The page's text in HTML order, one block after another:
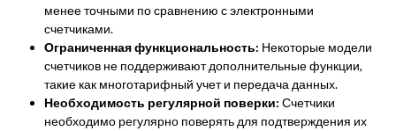
менее точными по сравнению с электронными
счетчиками.
Ограниченная функциональность: Некоторые модели
счетчиков не поддерживают дополнительные функции,
такие как многотарифный учет и передача данных.
Необходимость регулярной поверки: Счетчики
необходимо регулярно поверять для подтверждения их